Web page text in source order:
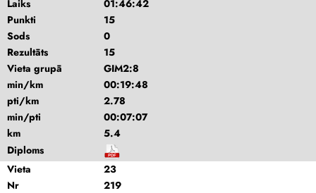
Laiks
01:46:42
Punkti
15
Sods
0
Rezultāts
15
Vieta grupā
GIM2:8
min/km
00:19:48
pti/km
2.78
min/pti
00:07:07
km
5.4
Diploms
Vieta
23
Nr
219